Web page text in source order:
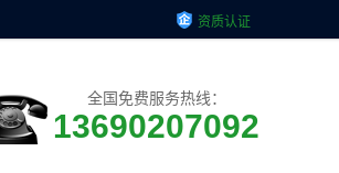
资质认证
全国免费服务热线：
13690207092